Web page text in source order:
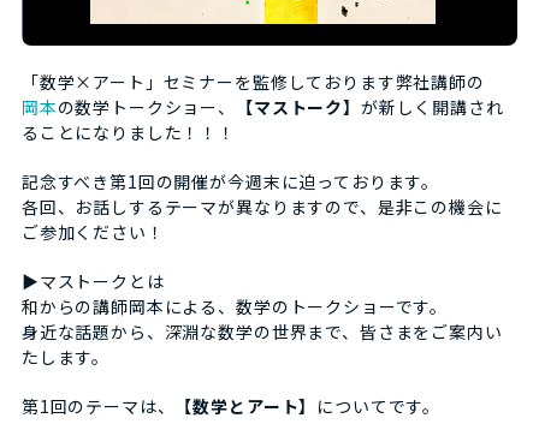
「数学×アート」セミナーを監修しております弊社講師の
岡本の数学トークショー、 【マストーク】 が新しく開講され
ることになりました！！！
記念すべき第1回の開催が今週末に迫っております。
各回、お話しするテーマが異なりますので、是非この機会に
ご参加ください！
▶マストークとは
和からの講師岡本による、数学のトークショーです。
身近な話題から、深淵な数学の世界まで、皆さまをご案内い
たします。
第1回のテーマは、 【数学とアート】 についてです。